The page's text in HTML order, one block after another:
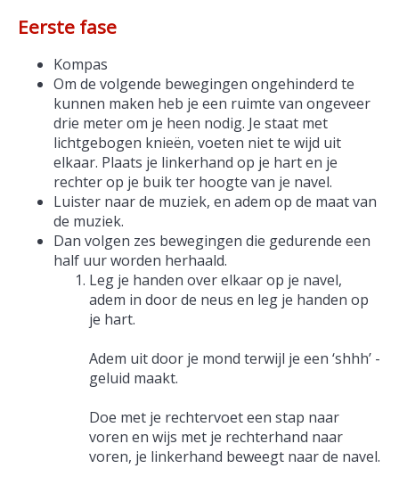
Eerste fase
Kompas
Om de volgende bewegingen ongehinderd te
kunnen maken heb je een ruimte van ongeveer
drie meter om je heen nodig. Je staat met
lichtgebogen knieën, voeten niet te wijd uit
elkaar. Plaats je linkerhand op je hart en je
rechter op je buik ter hoogte van je navel.
Luister naar de muziek, en adem op de maat van
de muziek.
Dan volgen zes bewegingen die gedurende een
half uur worden herhaald.
Leg je handen over elkaar op je navel,
adem in door de neus en leg je handen op
je hart.
Adem uit door je mond terwijl je een ‘shhh’ -
geluid maakt.
Doe met je rechtervoet een stap naar
voren en wijs met je rechterhand naar
voren, je linkerhand beweegt naar de navel.